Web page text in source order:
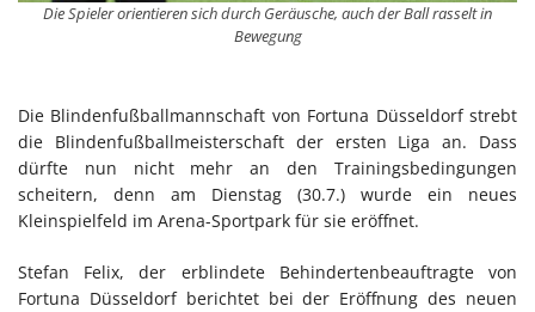
Die Spieler orientieren sich durch Geräusche, auch der Ball rasselt in
Bewegung
Die Blindenfußballmannschaft von Fortuna Düsseldorf strebt
die Blindenfußballmeisterschaft der ersten Liga an. Dass
dürfte nun nicht mehr an den Trainingsbedingungen
scheitern, denn am Dienstag (30.7.) wurde ein neues
Kleinspielfeld im Arena-Sportpark für sie eröffnet.
Stefan Felix, der erblindete Behindertenbeauftragte von
Fortuna Düsseldorf berichtet bei der Eröffnung des neuen